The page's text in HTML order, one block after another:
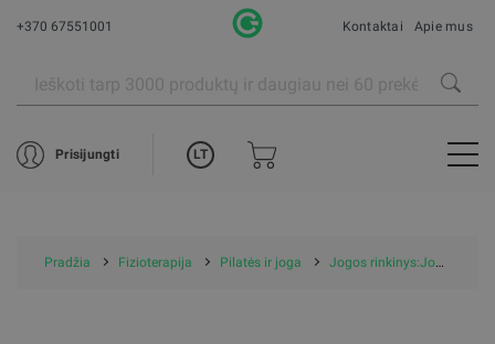
+370 67551001 Kontaktai Apie mus
Prisijungti LT
Pradžia Fizioterapija Pilatės ir joga Jogos rinkinys:Jogos blokas,Kamuolys (pilkas) 65cm,Jogos kilimėlis 183x61cm,Masažinis kamuolys 6.5cm